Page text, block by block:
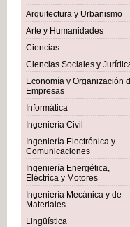
Arquitectura y Urbanismo
Arte y Humanidades
Ciencias
Ciencias Sociales y
Economía y Organización
Empresas
Informática
Ingeniería Civil
Ingeniería Electrónica y
Comunicaciones
Ingeniería Energética,
Eléctrica y Motores
Ingeniería Mecánica y de
Materiales
Lingüística